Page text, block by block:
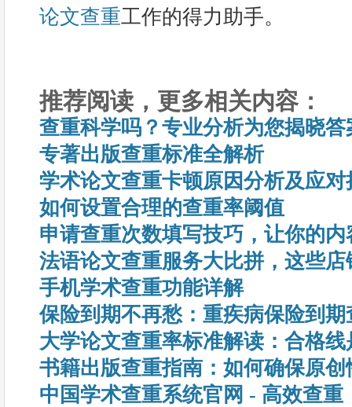
论文查重工作的得力助手。
推荐阅读，更多相关内容：
查重科学吗？专业分析为您揭晓答
专著出版查重标准全解析
学术论文查重卡顿原因分析及应对
如何设置合理的查重率阈值
申请查重次数填写技巧，让你的
法语论文查重服务大比拼，这些
手机学术查重功能详解
保险到期不再愁：重疾病保险到
大学论文查重率标准解读：合格线
书籍出版查重指南：如何确保原创
中国学术查重系统官网 - 高效查重